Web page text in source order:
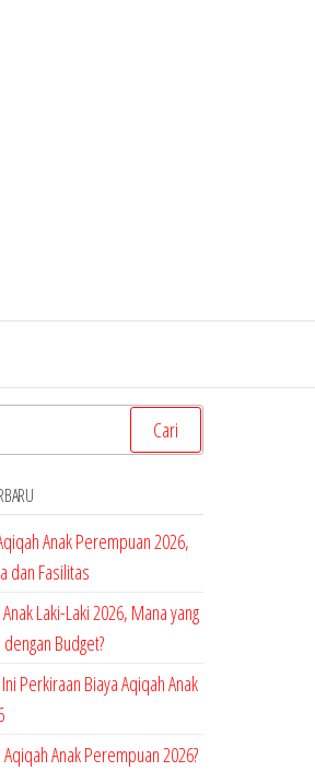
Anak Perempuan 2026,
dan Fasilitas
Laki-Laki 2026, Mana yang
Budget?
Ini Perkiraan Biaya Aqiqah Anak
Anak Perempuan 2026?